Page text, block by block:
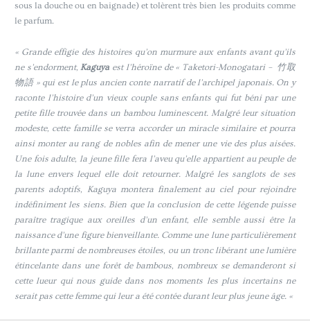
sous la douche ou en baignade) et tolèrent très bien les produits comme
le parfum.
« Grande effigie des histoires qu’on murmure aux enfants avant qu’ils
ne s’endorment,Kaguya est l’héroïne de « Taketori-Monogatari – 竹取
物語 » qui est le plus ancien conte narratif de l’archipel japonais. On y
raconte l’histoire d’un vieux couple sans enfants qui fut béni par une
petite fille trouvée dans un bambou luminescent. Malgré leur situation
modeste, cette famille se verra accorder un miracle similaire et pourra
ainsi monter au rang de nobles afin de mener une vie des plus aisées.
Une fois adulte, la jeune fille fera l’aveu qu’elle appartient au peuple de
la lune envers lequel elle doit retourner. Malgré les sanglots de ses
parents adoptifs, Kaguya montera finalement au ciel pour rejoindre
indéfiniment les siens. Bien que la conclusion de cette légende puisse
paraître tragique aux oreilles d’un enfant, elle semble aussi être la
naissance d’une figure bienveillante. Comme une lune particulièrement
brillante parmi de nombreuses étoiles, ou un tronc libérant une lumière
étincelante dans une forêt de bambous, nombreux se demanderont si
cette lueur qui nous guide dans nos moments les plus incertains ne
serait pas cette femme qui leur a été contée durant leur plus jeune âge. «